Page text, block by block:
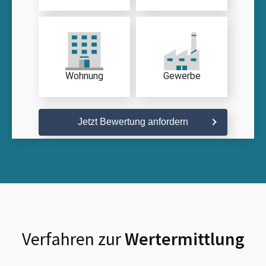
Wohnung Gewerbe
Jetzt Bewertung anfordern
Verfahren zurWertermittlung